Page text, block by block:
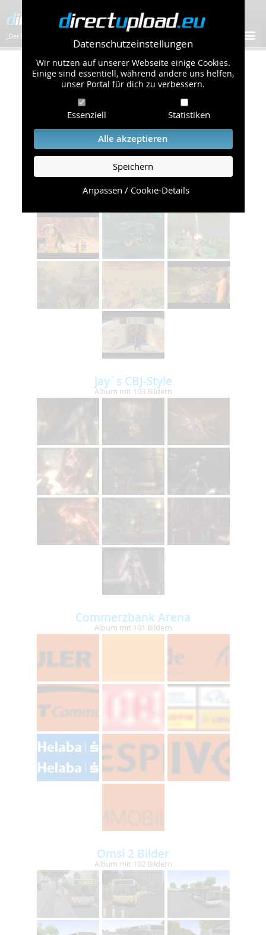
Datenschutzeinstellungen
Wir nutzen auf unserer Webseite einige Cookies.
Einige sind essentiell, während andere uns helfen,
unser Portal für dich zu verbessern.
Essenziell Statistiken
Alle akzeptieren
Speichern
Anpassen / Cookie-Details
„Der schnellste Bilder-Hoster im Web!”
Öffentliche Galerie
Übersicht /Computerspiele
1 2 3 7 8
Outcast
Album mit 110 Bildern
jay`s CBJ-Style
Album mit 103 Bildern
Commerzbank Arena
Album mit 101 Bildern
Omsi 2 Bilder
Album mit 102 Bildern